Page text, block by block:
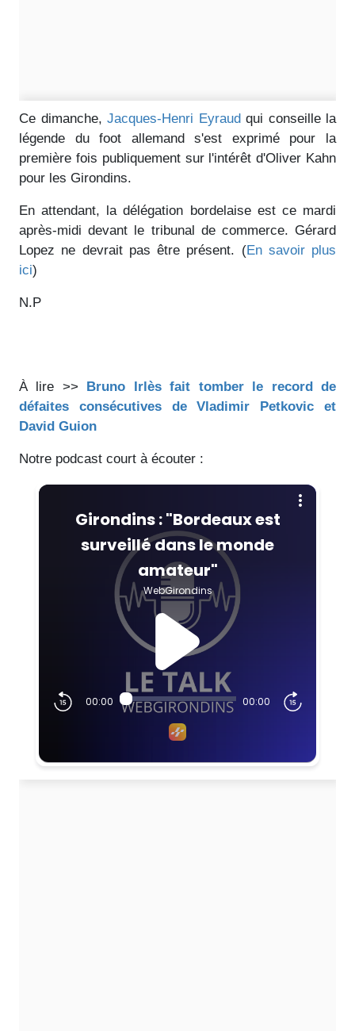
Ce dimanche, Jacques-Henri Eyraudqui conseille la
légende du foot allemand s'est exprimé pour la
première fois publiquement sur l'intérêt d'Oliver Kahn
pour les Girondins.
En attendant, la délégation bordelaise est ce mardi
après-midi devant le tribunal de commerce. Gérard
Lopez ne devrait pas être présent. (En savoir plus
ici)
N.P
À lire >> Bruno Irlès fait tomber le record de
défaites consécutives de Vladimir Petkovic et
David Guion
Notre podcast court à écouter :